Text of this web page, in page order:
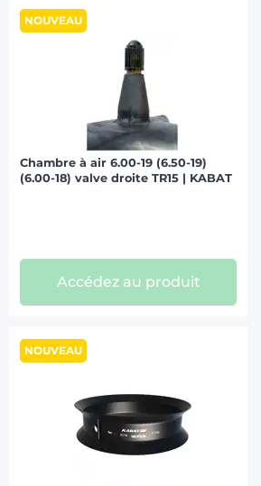
NOUVEAU
Chambre à air 6.00-19 (6.50-19)
(6.00-18) valve droite TR15 | KABAT
Accédez au produit
NOUVEAU